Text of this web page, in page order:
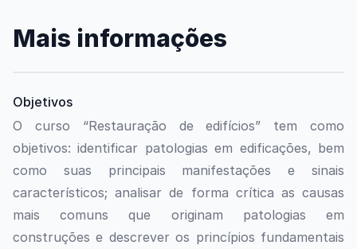
Mais informações
Objetivos
O curso “Restauração de edifícios” tem como
objetivos:identificar patologias em edificações, bem
como suas principais manifestações e sinais
característicos; analisar de forma crítica as causas
mais comuns que originam patologias em
construções e descrever os princípios fundamentais